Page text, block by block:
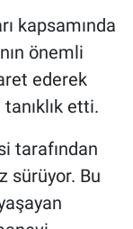
kapsamında
önemli
ederek
etti.
tarafından
sürüyor. Bu